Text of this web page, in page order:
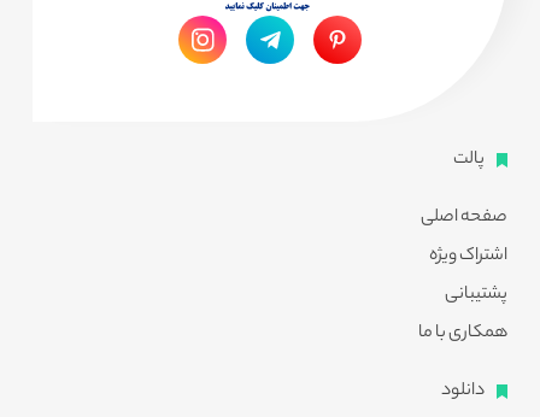
پالت
صفحه اصلی
اشتراک ویژه
پشتیبانی
همکاری با ما
دانلود